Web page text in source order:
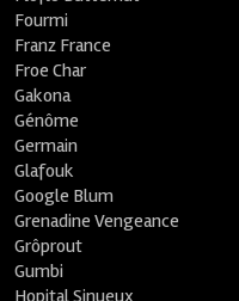
Fourmi
Franz France
Froe Char
Gakona
Génôme
Germain
Glafouk
Google Blum
Grenadine Vengeance
Grôprout
Gumbi
Hopital Sinueux